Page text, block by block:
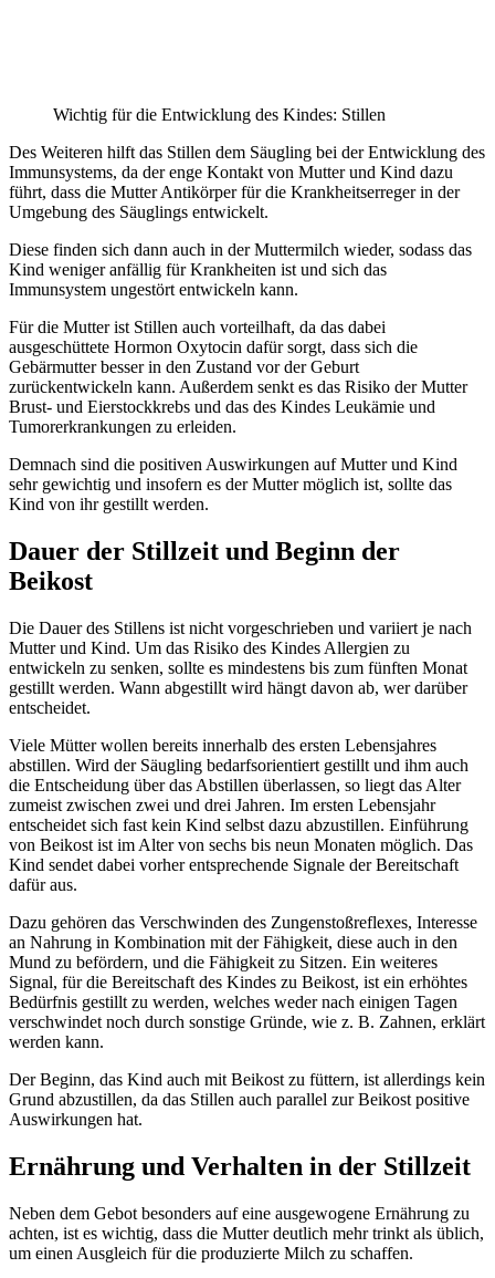
Wichtig für die Entwicklung des Kindes: Stillen
Des Weiteren hilft das Stillen dem Säugling bei der Entwicklung des
Immunsystems, da der enge Kontakt von Mutter und Kind dazu
führt, dass die Mutter Antikörper für die Krankheitserreger in der
Umgebung des Säuglings entwickelt.
Diese finden sich dann auch in der Muttermilch wieder, sodass das
Kind weniger anfällig für Krankheiten ist und sich das
Immunsystem ungestört entwickeln kann.
Für die Mutter ist Stillen auch vorteilhaft, da das dabei
ausgeschüttete Hormon Oxytocin dafür sorgt, dass sich die
Gebärmutter besser in den Zustand vor der Geburt
zurückentwickeln kann. Außerdem senkt es das Risiko der Mutter
Brust- und Eierstockkrebs und das des Kindes Leukämie und
Tumorerkrankungen zu erleiden.
Demnach sind die positiven Auswirkungen auf Mutter und Kind
sehr gewichtig und insofern es der Mutter möglich ist, sollte das
Kind von ihr gestillt werden.
Dauer der Stillzeit und Beginn der
Beikost
Die Dauer des Stillens ist nicht vorgeschrieben und variiert je nach
Mutter und Kind. Um das Risiko des Kindes Allergien zu
entwickeln zu senken, sollte es mindestens bis zum fünften Monat
gestillt werden. Wann abgestillt wird hängt davon ab, wer darüber
entscheidet.
Viele Mütter wollen bereits innerhalb des ersten Lebensjahres
abstillen. Wird der Säugling bedarfsorientiert gestillt und ihm auch
die Entscheidung über das Abstillen überlassen, so liegt das Alter
zumeist zwischen zwei und drei Jahren. Im ersten Lebensjahr
entscheidet sich fast kein Kind selbst dazu abzustillen. Einführung
von Beikost ist im Alter von sechs bis neun Monaten möglich. Das
Kind sendet dabei vorher entsprechende Signale der Bereitschaft
dafür aus.
Dazu gehören das Verschwinden des Zungenstoßreflexes, Interesse
an Nahrung in Kombination mit der Fähigkeit, diese auch in den
Mund zu befördern, und die Fähigkeit zu Sitzen. Ein weiteres
Signal, für die Bereitschaft des Kindes zu Beikost, ist ein erhöhtes
Bedürfnis gestillt zu werden, welches weder nach einigen Tagen
verschwindet noch durch sonstige Gründe, wie z. B. Zahnen, erklärt
werden kann.
Der Beginn, das Kind auch mit Beikost zu füttern, ist allerdings kein
Grund abzustillen, da das Stillen auch parallel zur Beikost positive
Auswirkungen hat.
Ernährung und Verhalten in der Stillzeit
Neben dem Gebot besonders auf eine ausgewogene Ernährung zu
achten, ist es wichtig, dass die Mutter deutlich mehr trinkt als üblich,
um einen Ausgleich für die produzierte Milch zu schaffen.